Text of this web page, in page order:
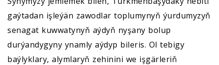
gaýtadan işleýän zawodlar toplumynyň ýurdumyzyň
senagat kuwwatynyň aýdyň nyşany bolup
durýandygyny ynamly aýdyp bileris. Ol tebigy
baýlyklary, alymlaryň zehinini we işgärleriň